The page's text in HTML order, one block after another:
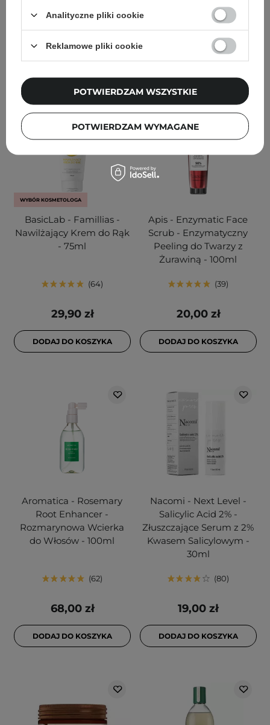
WYBÓR KOSMETOLOGA
BasicLab - Famillias -
Nawilżający Krem do Rąk
- 75ml
64
29,90 zł
DODAJ DO KOSZYKA
Apis - Enzymatic Face
Scrub - Enzymatyczny
Peeling do Twarzy z
Żurawiną - 100ml
39
20,00 zł
DODAJ DO KOSZYKA
Aromatica - Rosemary
Root Enhancer -
Rozmarynowa Wcierka
do Włosów - 100ml
62
68,00 zł
DODAJ DO KOSZYKA
Nacomi - Next Level -
Salicylic Acid 2% -
Złuszczające Serum z 2%
Kwasem Salicylowym -
30ml
80
19,00 zł
DODAJ DO KOSZYKA
Analityczne pliki cookie
Reklamowe pliki cookie
POTWIERDZAM WYMAGANE
POTWIERDZAM WSZYSTKIE